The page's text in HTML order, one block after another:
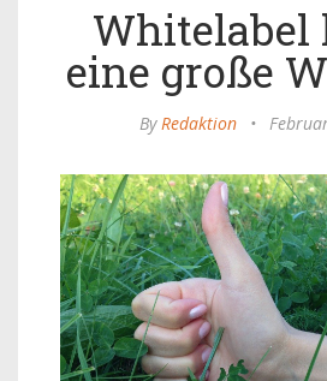
Whitelabel
eine große
ByRedaktion •